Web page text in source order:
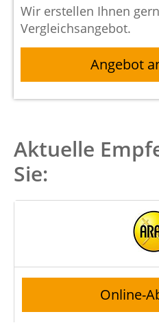
Wir erstellen Ihnen
Vergleichsangebot.
Angebot
Aktuelle
Sie:
Online-